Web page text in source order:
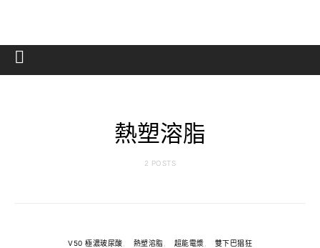
熱塑溶脂
2 POSTS
V50 極濃玻尿酸 熱塑溶脂 超能電漿 雙下巴猖狂